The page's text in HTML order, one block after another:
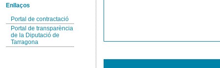
Enllaços
Portal de contractació
Portal de transparència
de la Diputació de
Tarragona